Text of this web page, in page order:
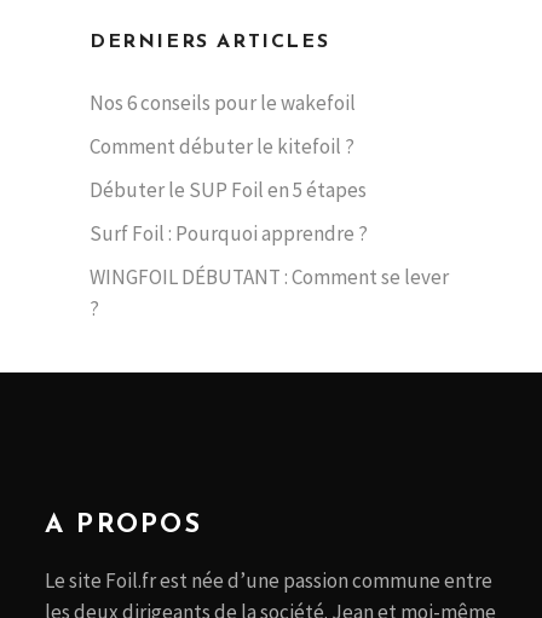
DERNIERS ARTICLES
Nos 6 conseils pour le wakefoil
Comment débuter le kitefoil ?
Débuter le SUP Foil en 5 étapes
Surf Foil : Pourquoi apprendre ?
WINGFOIL DÉBUTANT : Comment se lever
?
A PROPOS
Le site Foil.fr est née d’une passion commune entre
les deux dirigeants de la société. Jean et moi-même